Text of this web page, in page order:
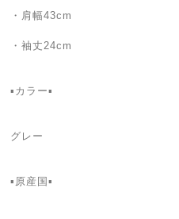
・肩幅43cm
・袖丈24cm
▪️カラー▪️
グレー
▪️原産国▪️